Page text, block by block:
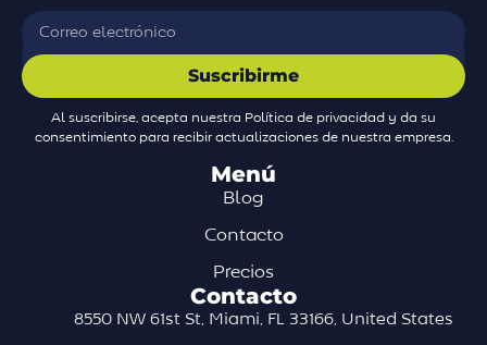
Suscribirme
Al suscribirse, acepta nuestra Política de privacidad y da su
consentimiento para recibir actualizaciones de nuestra empresa.
Menú
Blog
Contacto
Precios
Contacto
8550 NW 61st St, Miami, FL 33166, United States